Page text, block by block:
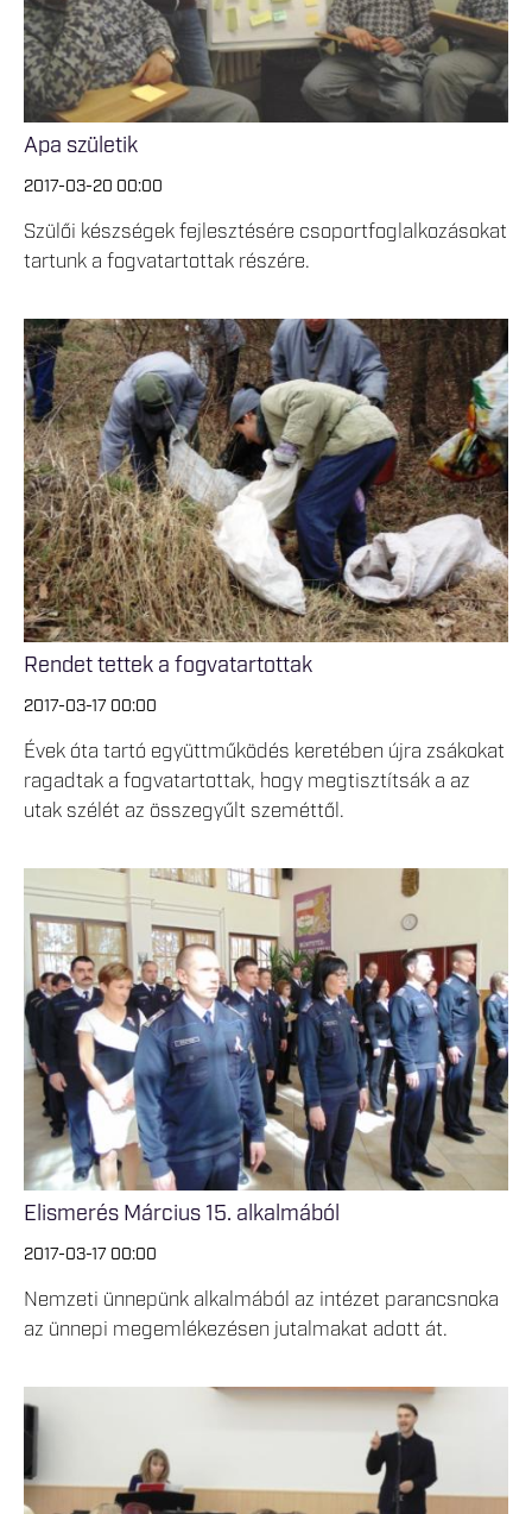
Apa születik
2017-03-20 00:00
Szülői készségek fejlesztésére csoportfoglalkozásokat
tartunk a fogvatartottak részére.
Rendet tettek a fogvatartottak
2017-03-17 00:00
Évek óta tartó együttműködés keretében újra zsákokat
ragadtak a fogvatartottak, hogy megtisztítsák a az
utak szélét az összegyűlt szeméttől.
Elismerés Március 15. alkalmából
2017-03-17 00:00
Nemzeti ünnepünk alkalmából az intézet parancsnoka
az ünnepi megemlékezésen jutalmakat adott át.